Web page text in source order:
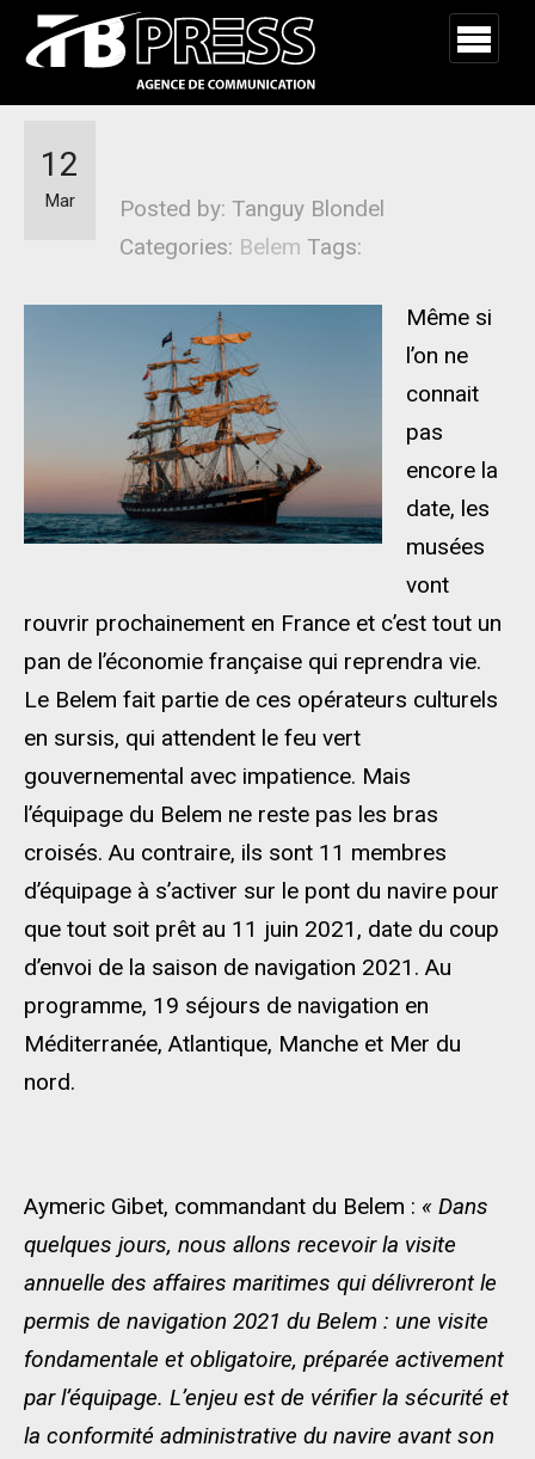
Posted by: Tanguy Blondel
Categories: Belem Tags:
12
Mar
Même si
l’on ne
connait
pas
encore la
date, les
musées
vont
rouvrir prochainement en France et c’est tout un
pan de l’économie française qui reprendra vie.
Le Belem fait partie de ces opérateurs culturels
en sursis, qui attendent le feu vert
gouvernemental avec impatience. Mais
l’équipage du Belem ne reste pas les bras
croisés. Au contraire, ils sont 11 membres
d’équipage à s’activer sur le pont du navire pour
que tout soit prêt au 11 juin 2021, date du coup
d’envoi de la saison de navigation 2021. Au
programme, 19 séjours de navigation en
Méditerranée, Atlantique, Manche et Mer du
nord.
Aymeric Gibet, commandant du Belem : « Dans
quelques jours, nous allons recevoir la visite
annuelle des affaires maritimes qui délivreront le
permis de navigation 2021 du Belem : une visite
fondamentale et obligatoire, préparée activement
par l’équipage. L’enjeu est de vérifier la sécurité et
la conformité administrative du navire avant son